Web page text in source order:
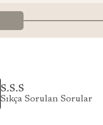
S.S.S
Sıkça Sorulan Sorular